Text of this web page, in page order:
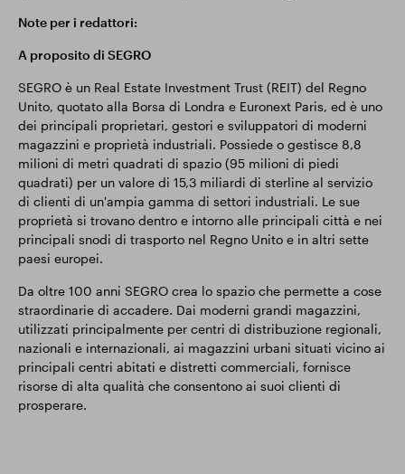
Note per i redattori:
A proposito di SEGRO
SEGRO è un Real Estate Investment Trust (REIT) del Regno
Unito, quotato alla Borsa di Londra e Euronext Paris, ed è uno
dei principali proprietari, gestori e sviluppatori di moderni
magazzini e proprietà industriali. Possiede o gestisce 8,8
milioni di metri quadrati di spazio (95 milioni di piedi
quadrati) per un valore di 15,3 miliardi di sterline al servizio
di clienti di un'ampia gamma di settori industriali. Le sue
proprietà si trovano dentro e intorno alle principali città e nei
principali snodi di trasporto nel Regno Unito e in altri sette
paesi europei.
Da oltre 100 anni SEGRO crea lo spazio che permette a cose
straordinarie di accadere. Dai moderni grandi magazzini,
utilizzati principalmente per centri di distribuzione regionali,
nazionali e internazionali, ai magazzini urbani situati vicino ai
principali centri abitati e distretti commerciali, fornisce
risorse di alta qualità che consentono ai suoi clienti di
prosperare.